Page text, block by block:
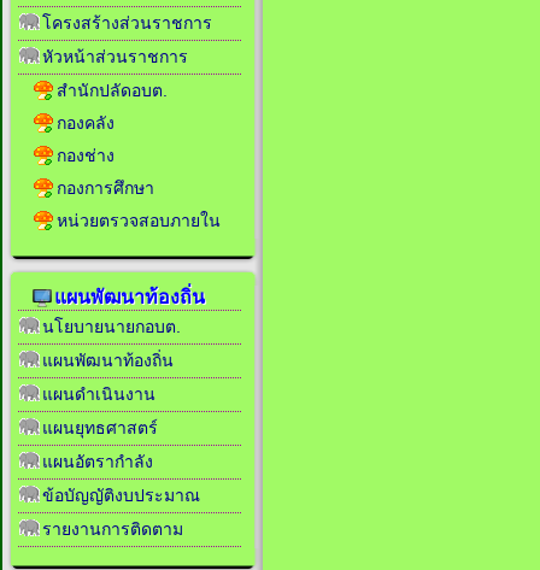
โครงสร้างส่วนราชการ
หัวหน้าส่วนราชการ
สำนักปลัดอบต.
กองคลัง
กองช่าง
กองการศึกษา
หน่วยตรวจสอบภายใน
แผนพัฒนาท้องถิ่น
นโยบายนายกอบต.
แผนพัฒนาท้องถิ่น
แผนดำเนินงาน
แผนยุทธศาสตร์
แผนอัตรากำลัง
ข้อบัญญัติงบประมาณ
รายงานการติดตาม